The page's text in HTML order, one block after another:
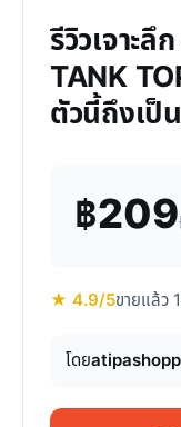
รีวิวเจาะ
TANK
ตัวนี้ถึงเป็
฿209
★ 4.9/5ขายแล้ว
โดยatipashopp